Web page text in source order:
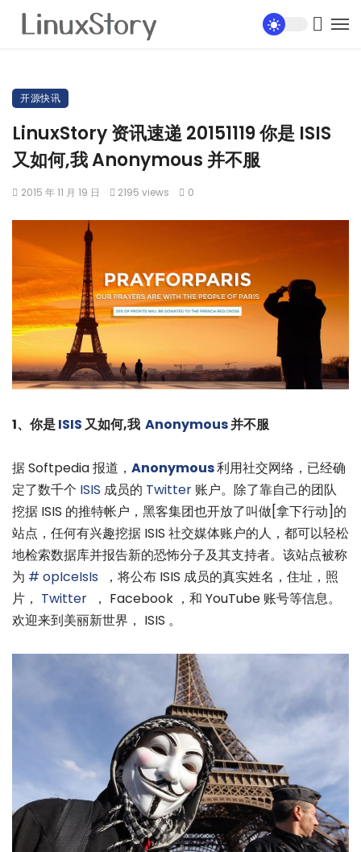
开源快讯
LinuxStory 资讯速递 20151119 你是 ISIS
又如何,我 Anonymous 并不服
2015 年 11 月 19 日 2195 views 0
1、你是ISIS又如何,我 Anonymous并不服
据 Softpedia 报道， Anonymous利用社交网络，已经确
定了数千个 ISIS 成员的 Twitter 账户。除了靠自己的团队
挖据 ISIS 的推特帐户，黑客集团也开放了叫做[拿下行动]的
站点，任何有兴趣挖据 ISIS 社交媒体账户的人，都可以轻松
地检索数据库并报告新的恐怖分子及其支持者。该站点被称
为 # opIceIsIs ，将公布 ISIS 成员的真实姓名，住址，照
片， Twitter
， Facebook ，和 YouTube 账号等信息。
欢迎来到美丽新世界， ISIS 。